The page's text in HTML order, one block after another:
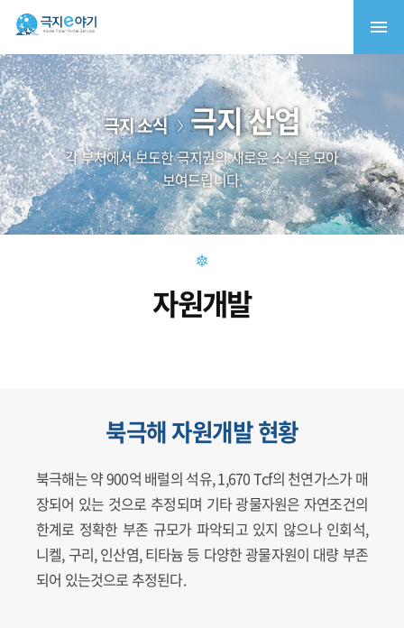
극지 소식 극지 산업
각 부처에서 보도한 극지권의 새로운 소식을 모아
보여드립니다.
자원개발
북극해 자원개발 현황
북극해는 약 900억 배럴의 석유, 1,670 Tcf의 천연가스가 매
장되어 있는 것으로 추정되며 기타 광물자원은 자연조건의
한계로 정확한 부존 규모가 파악되고 있지 않으나 인회석,
니켈, 구리, 인산염, 티타늄 등 다양한 광물자원이 대량 부존
되어 있는것으로 추정된다.